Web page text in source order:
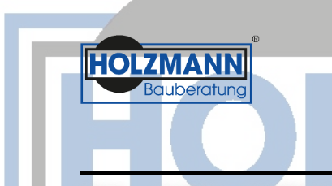
Skip
Skip
Skip
Skip